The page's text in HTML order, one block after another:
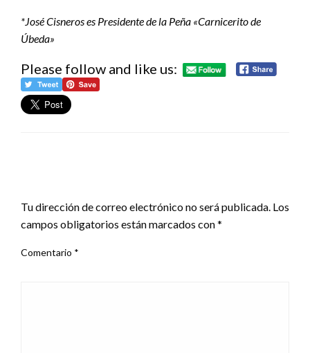
*José Cisneros es Presidente de la Peña «Carnicerito de
Úbeda»
Please follow and like us:
Tu dirección de correo electrónico no será publicada. Los
campos obligatorios están marcados con*
Comentario *